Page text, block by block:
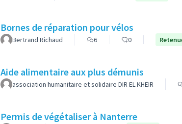
Bornes de réparation pour vélos
Bertrand Richaud 6 0
Aide alimentaire aux plus démunis
association humanitaire et solidaire DIR EL KHEIR
Permis de végétaliser à Nanterre